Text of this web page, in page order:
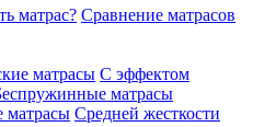
матрас? Сравнение матрасов
матрасы С эффектом
матрасы
матрасы Средней жесткости